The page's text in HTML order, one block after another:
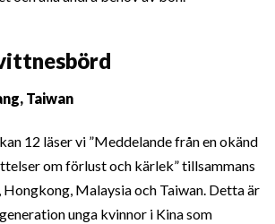
Taiwan
12 läser vi ”Meddelande från en okänd
om förlust och kärlek” tillsammans
Hongkong, Malaysia och Taiwan. Detta är
unga kvinnor i Kina som